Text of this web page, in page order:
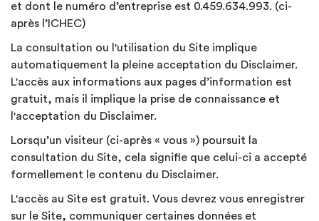
et dont le numéro d’entreprise est 0.459.634.993. (ci-
après l’ICHEC)
La consultation ou l'utilisation du Site implique
automatiquement la pleine acceptation du Disclaimer.
L'accès aux informations aux pages d’information est
gratuit, mais il implique la prise de connaissance et
l'acceptation du Disclaimer.
Lorsqu’un visiteur (ci-après « vous ») poursuit la
consultation du Site, cela signifie que celui-ci a accepté
formellement le contenu du Disclaimer.
L'accès au Site est gratuit. Vous devrez vous enregistrer
sur le Site, communiquer certaines données et